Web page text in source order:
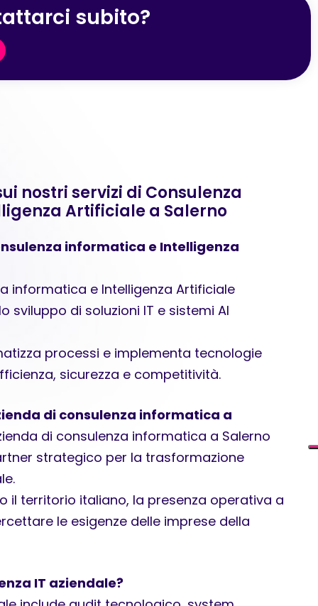
subito?
nostri servizi di Consulenza
Artificiale a Salerno
informatica e Intelligenza
informatica e Intelligenza Artificiale
sviluppo di soluzioni IT e sistemi AI
processi e implementa tecnologie
sicurezza e competitività.
di consulenza informatica a
di consulenza informatica a Salerno
strategico per la trasformazione
il territorio italiano, la presenza operativa a
le esigenze delle imprese della
IT aziendale?